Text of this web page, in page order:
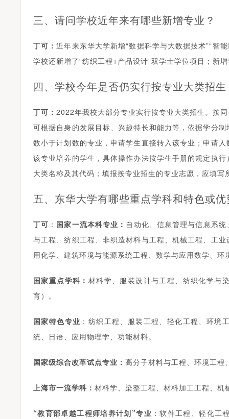
三、请问学校近年来有哪些新增专业？
丁可 ：近年来东华大学新增“数据科学与大数据技术”“智
学校还新增了“纺织工程+产品设计”双学士学位项目；新
四、学校今年是否仍实行按专业大类招
丁可 ： 2022年我校大部分专业实行按专业大类招生。按
可根据自身的发展目标、兴趣特长和能力等，依据学分
数小于计划数的专业，申请学生直接转入该专业；申请
该专业培养的学生，具体操作办法按学生手册的规定执
大类名称及其代码；填报按专业招生的专业志愿，应填
五、东华大学有哪些重点学科和特色或
丁可 ： 国家一流本科专业 ： 自动化、信息管理与信息系
与工程、纺织工程、非织造材料与工程、机械工程、工
用化学、建筑环境与能源系统工程、数学与应用数学、环
国家重点学科： 材料学、服装设计与工程、纺织化学与
育）。
国家特色专业 ：纺织工程、服装工程、轻化工程、环境
统、日语、应用物理学、功能材料。
国家级综合改革试点专业： 高分子材料与工程、环境工程
上海市一流学科： 材料学、染整工程、材料加工工程、
“教育部卓越工程师培养计划”专业 ：软件工程、轻化工